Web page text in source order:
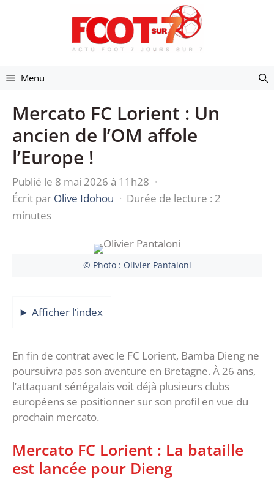
Menu
Mercato FC Lorient : Un
ancien de l’OM affole
l’Europe !
Publié le 8 mai 2026 à 11h28 ·
Écrit par Olive Idohou · Durée de lecture : 2
minutes
© Photo : Olivier Pantaloni
Afficher l’index
En fin de contrat avec le FC Lorient, Bamba Dieng ne
poursuivra pas son aventure en Bretagne. À 26 ans,
l’attaquant sénégalais voit déjà plusieurs clubs
européens se positionner sur son profil en vue du
prochain mercato.
Mercato FC Lorient : La bataille
est lancée pour Dieng